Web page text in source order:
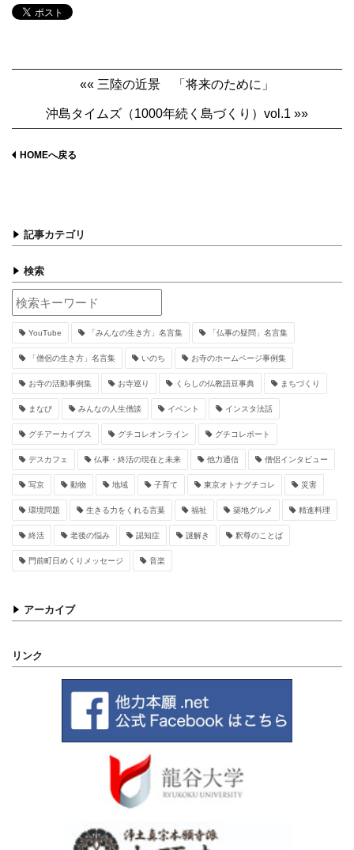
«« 三陸の近景 「将来のために」
沖島タイムズ（1000年続く島づくり）vol.1 »»
HOMEへ戻る
記事カテゴリ
検索
YouTube 「みんなの生き方」名言集 「仏事の疑問」名言集
「僧侶の生き方」名言集 いのち お寺のホームページ事例集
お寺の活動事例集 お寺巡り くらしの仏教語豆事典 まちづくり
まなび みんなの人生僧談 イベント インスタ法話
グチアーカイブス グチコレオンライン グチコレポート
デスカフェ 仏事・終活の現在と未来 他力通信 僧侶インタビュー
写京 動物 地域 子育て 東京オトナグチコレ 災害
環境問題 生きる力をくれる言葉 福祉 築地グルメ 精進料理
終活 老後の悩み 認知症 謎解き 釈尊のことば
門前町日めくりメッセージ 音楽
アーカイブ
リンク